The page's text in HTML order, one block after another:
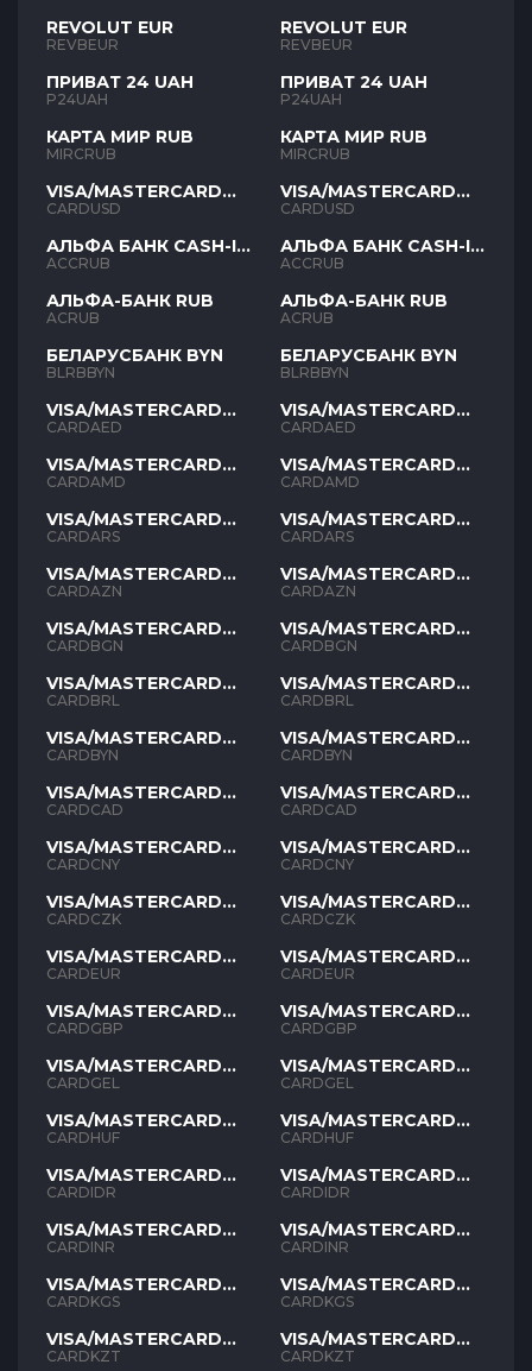
REVOLUT EUR
REVBEUR
ПРИВАТ 24 UAH
P24UAH
КАРТА МИР RUB
MIRCRUB
VISA/MASTERCARD
USD
CARDUSD
АЛЬФА БАНК CASH-IN
RUB
ACCRUB
АЛЬФА-БАНК RUB
ACRUB
БЕЛАРУСБАНК BYN
BLRBBYN
VISA/MASTERCARD
AED
CARDAED
VISA/MASTERCARD
AMD
CARDAMD
VISA/MASTERCARD
ARS
CARDARS
VISA/MASTERCARD
AZN
CARDAZN
VISA/MASTERCARD
BGN
CARDBGN
VISA/MASTERCARD
BRL
CARDBRL
VISA/MASTERCARD
BYN
CARDBYN
VISA/MASTERCARD
CAD
CARDCAD
VISA/MASTERCARD
CNY
CARDCNY
VISA/MASTERCARD
CZK
CARDCZK
VISA/MASTERCARD
EUR
CARDEUR
VISA/MASTERCARD
GBP
CARDGBP
VISA/MASTERCARD
GEL
CARDGEL
VISA/MASTERCARD
HUF
CARDHUF
VISA/MASTERCARD
IDR
CARDIDR
VISA/MASTERCARD
INR
CARDINR
VISA/MASTERCARD
KGS
CARDKGS
VISA/MASTERCARD
KZT
CARDKZT
REVOLUT EUR
REVBEUR
ПРИВАТ 24 UAH
P24UAH
КАРТА МИР RUB
MIRCRUB
VISA/MASTERCARD
USD
CARDUSD
АЛЬФА БАНК CASH-IN
RUB
ACCRUB
АЛЬФА-БАНК RUB
ACRUB
БЕЛАРУСБАНК BYN
BLRBBYN
VISA/MASTERCARD
AED
CARDAED
VISA/MASTERCARD
AMD
CARDAMD
VISA/MASTERCARD
ARS
CARDARS
VISA/MASTERCARD
AZN
CARDAZN
VISA/MASTERCARD
BGN
CARDBGN
VISA/MASTERCARD
BRL
CARDBRL
VISA/MASTERCARD
BYN
CARDBYN
VISA/MASTERCARD
CAD
CARDCAD
VISA/MASTERCARD
CNY
CARDCNY
VISA/MASTERCARD
CZK
CARDCZK
VISA/MASTERCARD
EUR
CARDEUR
VISA/MASTERCARD
GBP
CARDGBP
VISA/MASTERCARD
GEL
CARDGEL
VISA/MASTERCARD
HUF
CARDHUF
VISA/MASTERCARD
IDR
CARDIDR
VISA/MASTERCARD
INR
CARDINR
VISA/MASTERCARD
KGS
CARDKGS
VISA/MASTERCARD
KZT
CARDKZT